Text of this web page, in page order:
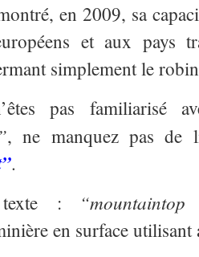
en 2009, sa
et aux pays
simplement le
pas familiarisé
, ne manquez pas
.
:
en surface